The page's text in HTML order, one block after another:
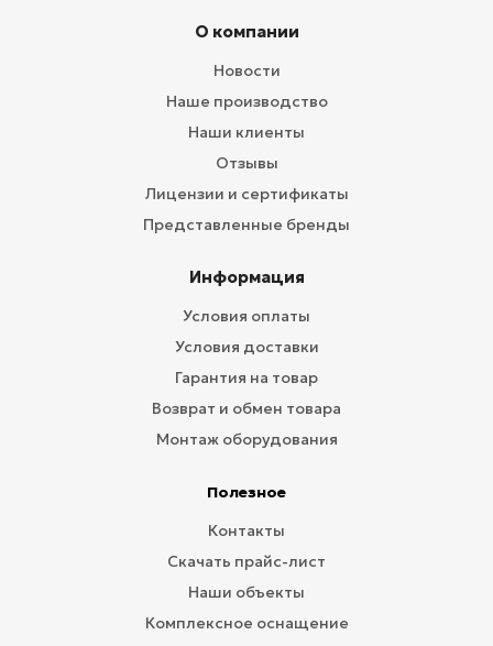
О компании
Новости
Наше производство
Наши клиенты
Отзывы
Лицензии и сертификаты
Представленные бренды
Информация
Условия оплаты
Условия доставки
Гарантия на товар
Возврат и обмен товара
Монтаж оборудования
Полезное
Контакты
Скачать прайс-лист
Наши объекты
Комплексное оснащение